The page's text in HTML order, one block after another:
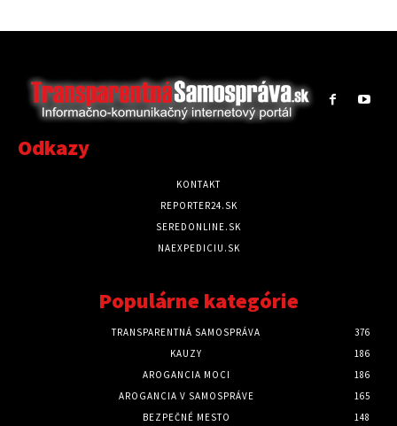
Odkazy
KONTAKT
REPORTER24.SK
SEREDONLINE.SK
NAEXPEDICIU.SK
Populárne kategórie
TRANSPARENTNÁ SAMOSPRÁVA
376
KAUZY
186
AROGANCIA MOCI
186
AROGANCIA V SAMOSPRÁVE
165
BEZPEČNÉ MESTO
148